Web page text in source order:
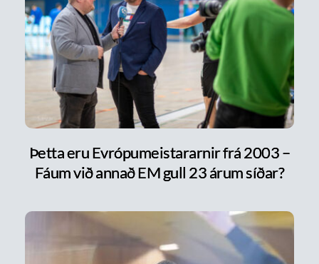
Þetta eru Evrópumeistararnir frá 2003 –
Fáum við annað EM gull 23 árum síðar?